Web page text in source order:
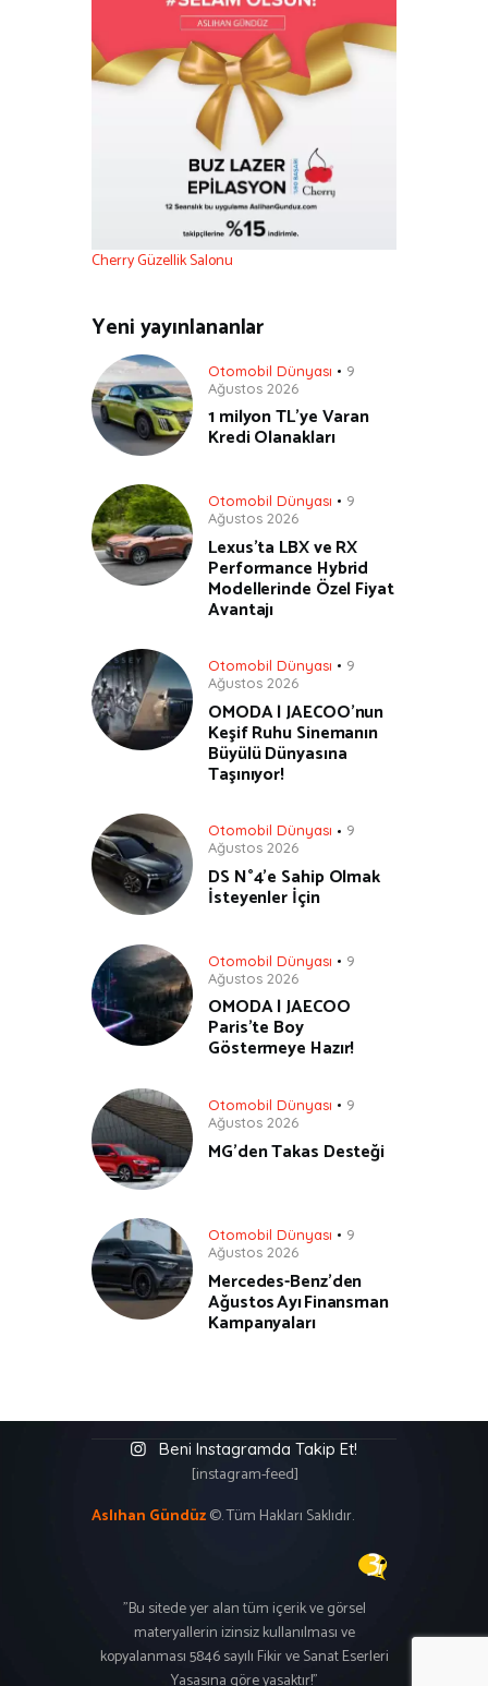
Cherry Güzellik Salonu
Yeni yayınlananlar
Otomobil Dünyası
9
Ağustos 2026
1 milyon TL’ye Varan
Kredi Olanakları
Otomobil Dünyası
9
Ağustos 2026
Lexus’ta LBX ve RX
Performance Hybrid
Modellerinde Özel Fiyat
Avantajı
Otomobil Dünyası
9
Ağustos 2026
OMODA | JAECOO’nun
Keşif Ruhu Sinemanın
Büyülü Dünyasına
Taşınıyor!
Otomobil Dünyası
9
Ağustos 2026
DS N°4’e Sahip Olmak
İsteyenler İçin
Otomobil Dünyası
9
Ağustos 2026
OMODA | JAECOO
Paris’te Boy
Göstermeye Hazır!
Otomobil Dünyası
9
Ağustos 2026
MG’den Takas Desteği
Otomobil Dünyası
9
Ağustos 2026
Mercedes-Benz’den
Ağustos Ayı Finansman
Kampanyaları
Beni Instagramda Takip Et!
[instagram-feed]
Aslıhan Gündüz©. Tüm Hakları Saklıdır.
"Bu sitede yer alan tüm içerik ve görsel
materyallerin izinsiz kullanılması ve
kopyalanması 5846 sayılı Fikir ve Sanat Eserleri
Yasasına göre yasaktır!"